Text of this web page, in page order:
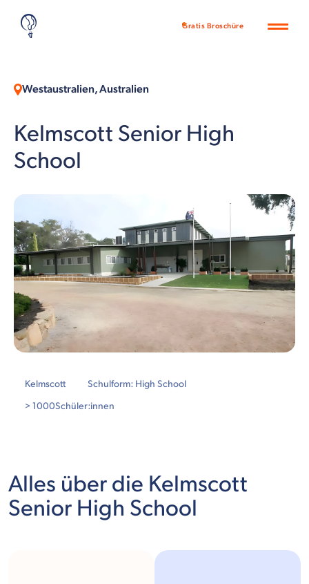
Gratis Broschüre
Westaustralien, Australien
Kelmscott Senior High
School
Kelmscott
Schulform: High School
> 1000Schüler:innen
Alles über die Kelmscott
Senior High School